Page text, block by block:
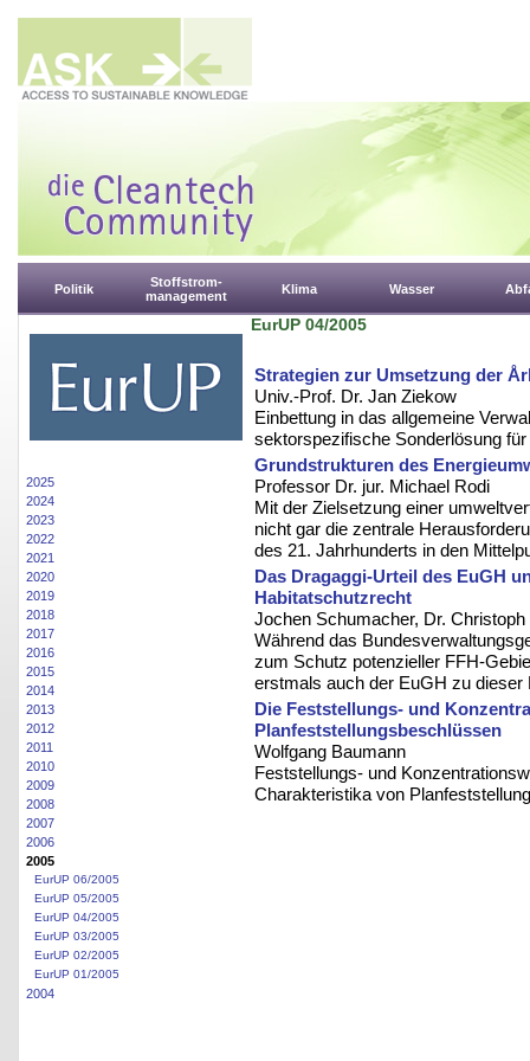
Politik
Stoffstrom-
management
Klima Wasser
2025
2024
2023
2022
2021
2020
2019
2018
2017
2016
2015
2014
2013
2012
2011
2010
2009
2008
2007
2006
2005
EurUP 06/2005
EurUP 05/2005
EurUP 04/2005
EurUP 03/2005
EurUP 02/2005
EurUP 01/2005
2004
EurUP 04/2005
Strategien zur Umsetzung der
Univ.-Prof. Dr. Jan Ziekow
Einbettung in das allgemeine
sektorspezifische Sonderlösung
Grundstrukturen des
Professor Dr. jur. Michael Rodi
Mit der Zielsetzung einer
nicht gar die zentrale
des 21. Jahrhunderts in den
Das Dragaggi-Urteil des EuGH
Habitatschutzrecht
Jochen Schumacher, Dr. Christoph
Während das
zum Schutz potenzieller FFH-
erstmals auch der EuGH zu dieser
Die Feststellungs- und
Planfeststellungsbeschlüssen
Wolfgang Baumann
Feststellungs- und
Charakteristika von